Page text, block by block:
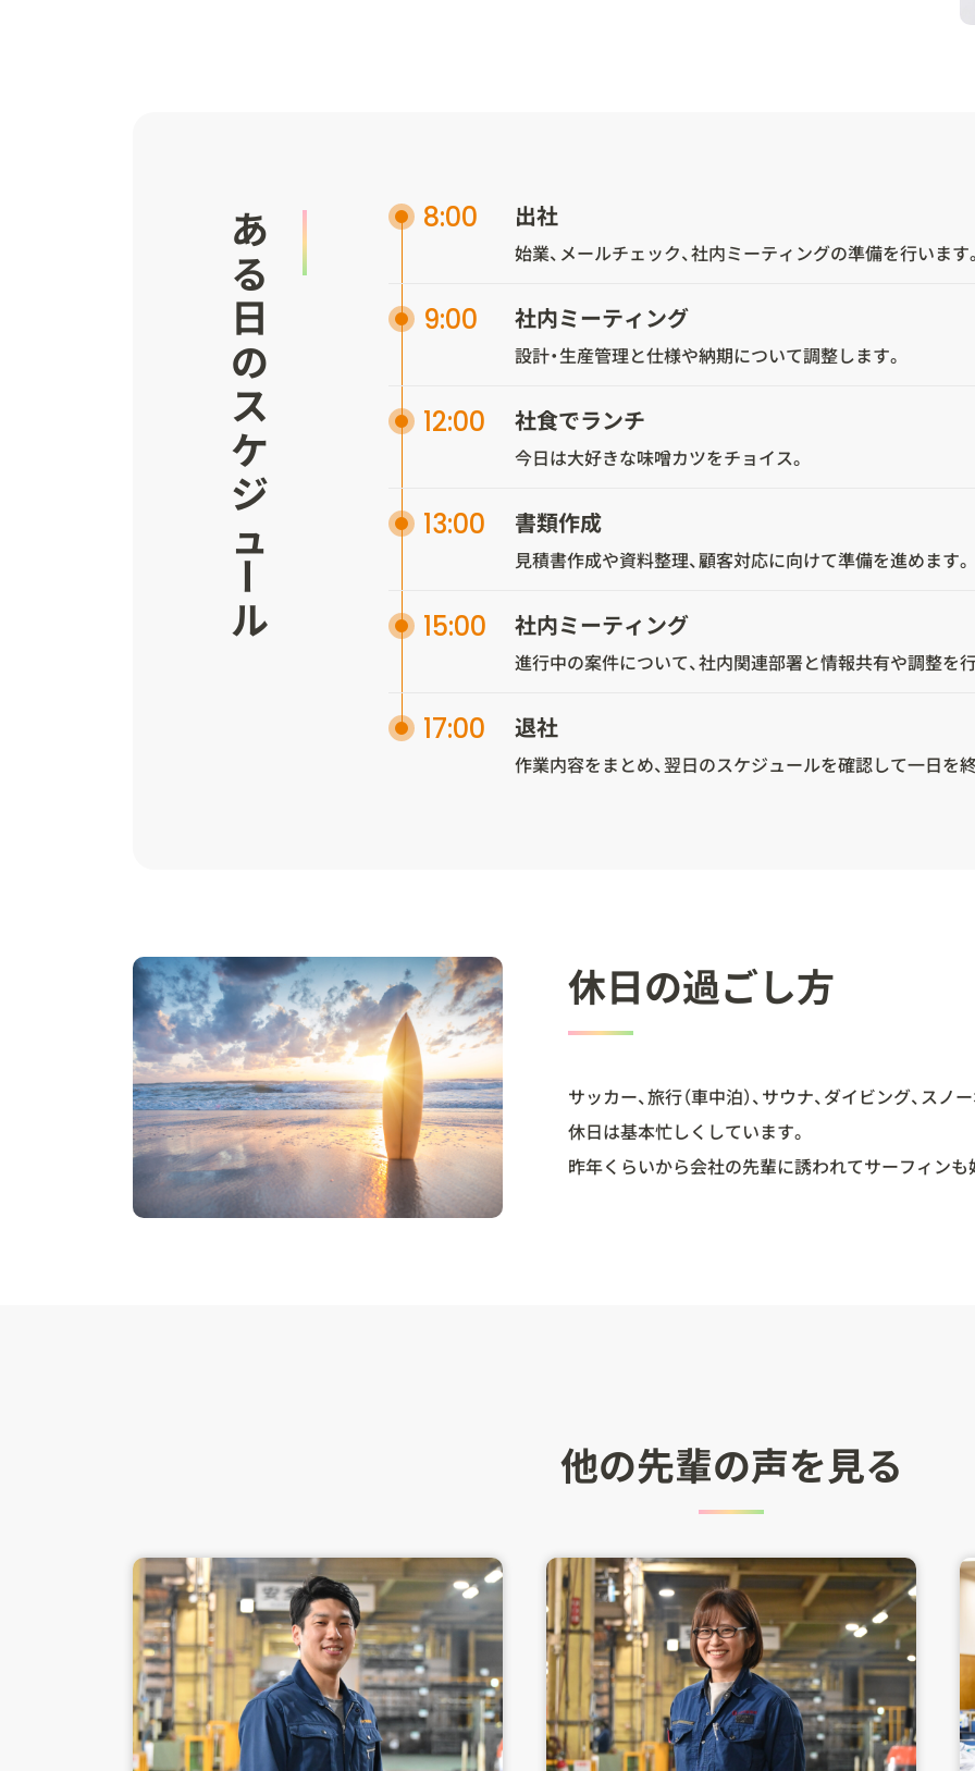
ある日のスケジュ
ル
8:00 出社
始業、メールチェック、社内ミーティングの準備を行います
9:00 社内ミーティング
設計・生産管理と仕様や納期について調整します。
12:00 社食でランチ
今日は大好きな味噌カツをチョイス。
13:00 書類作成
見積書作成や資料整理、顧客対応に向けて準備を進めます。
15:00 社内ミーティング
進行中の案件について、社内関連部署と情報共有や調整を
17:00 退社
作業内容をまとめ、翌日のスケジュールを確認して一日を
休日の過ごし方
サッカー、旅行（車中泊）、サウナ、ダイビング、スノ
休日は基本忙しくしています。
昨年くらいから会社の先輩に誘われてサーフィン
他の先輩の声を見る